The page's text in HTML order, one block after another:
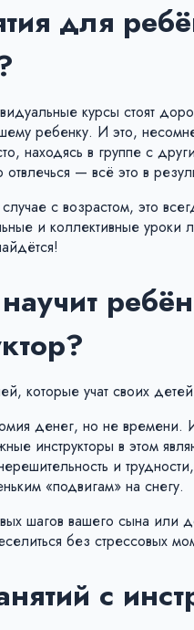
для
курсы стоят
ребенку. И это,
находясь в группе с
— всё это в
с возрастом, это
и коллективные уроки
которые учат своих детей
денег, но не
инструкторы в этом
и
«подвигам» на снегу.
шагов вашего сына или
без стрессовых
с